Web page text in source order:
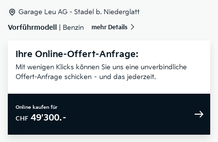
Garage Leu AG - Stadel b. Niederglatt
Vorführmodell
| Benzin mehr Details
Ihre Online-Offert-Anfrage:
Mit wenigen Klicks können Sie uns eine unverbindliche
Offert-Anfrage schicken – und das jederzeit.
Online kaufen für
CHF 49'300.–